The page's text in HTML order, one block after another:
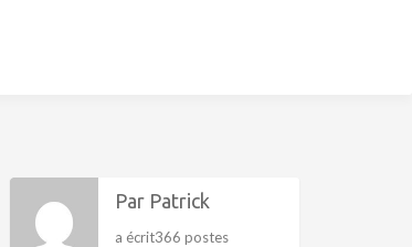
Par Patrick
a écrit366 postes